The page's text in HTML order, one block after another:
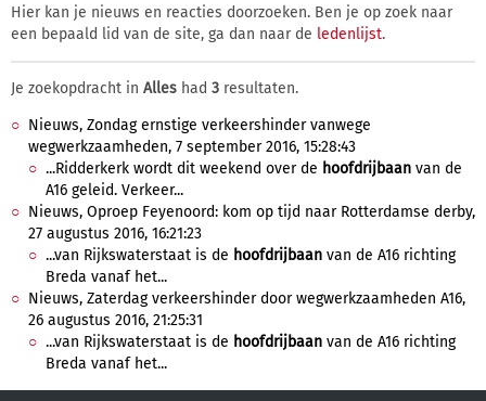
Hier kan je nieuws en reacties doorzoeken. Ben je op zoek naar
een bepaald lid van de site, ga dan naar de ledenlijst.
Je zoekopdracht in Alles had 3 resultaten.
Nieuws, Zondag ernstige verkeershinder vanwege
wegwerkzaamheden, 7 september 2016, 15:28:43
...Ridderkerk wordt dit weekend over de hoofdrijbaan van de
A16 geleid. Verkeer...
Nieuws, Oproep Feyenoord: kom op tijd naar Rotterdamse derby,
27 augustus 2016, 16:21:23
...van Rijkswaterstaat is de hoofdrijbaan van de A16 richting
Breda vanaf het...
Nieuws, Zaterdag verkeershinder door wegwerkzaamheden A16,
26 augustus 2016, 21:25:31
...van Rijkswaterstaat is de hoofdrijbaan van de A16 richting
Breda vanaf het...